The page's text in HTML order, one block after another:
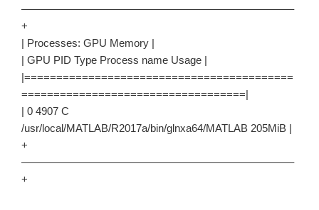
—————————————————————————–
+
| Processes: GPU Memory |
| GPU PID Type Process name Usage |
|==========================================
===================================|
| 0 4907 C
/usr/local/MATLAB/R2017a/bin/glnxa64/MATLAB 205MiB |
+
—————————————————————————–
+